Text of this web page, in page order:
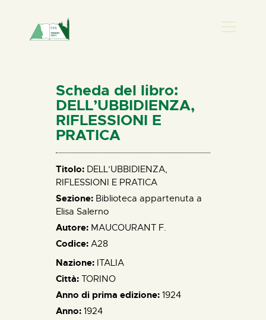
HOME
CHI SIAMO
NEWS
PERCORSI
ELISA SALERNO
CONTATTI
Scheda del libro:
DELL’UBBIDIENZA,
RIFLESSIONI E
PRATICA
Titolo: DELL’UBBIDIENZA,
RIFLESSIONI E PRATICA
Sezione: Biblioteca appartenuta a
Elisa Salerno
Autore: MAUCOURANT F.
Codice: A28
Nazione: ITALIA
Città: TORINO
Anno di prima edizione: 1924
Anno: 1924